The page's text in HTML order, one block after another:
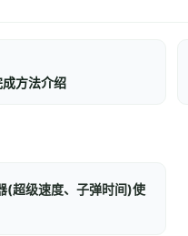
成方法介绍
(超级速度、子弹时间)使